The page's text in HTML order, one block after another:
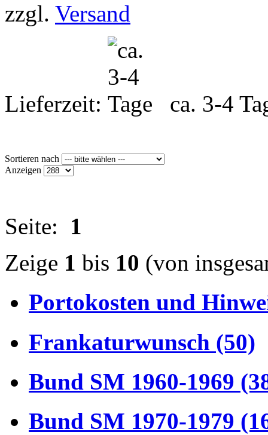
zzgl. Versand
Lieferzeit: ca. 3-4
Sortieren nach
Anzeigen
Seite: 1
Zeige 1 bis 10 (von
Portokosten und
Frankaturwunsch (50)
Bund SM 1960-1969
Bund SM 1970-1979